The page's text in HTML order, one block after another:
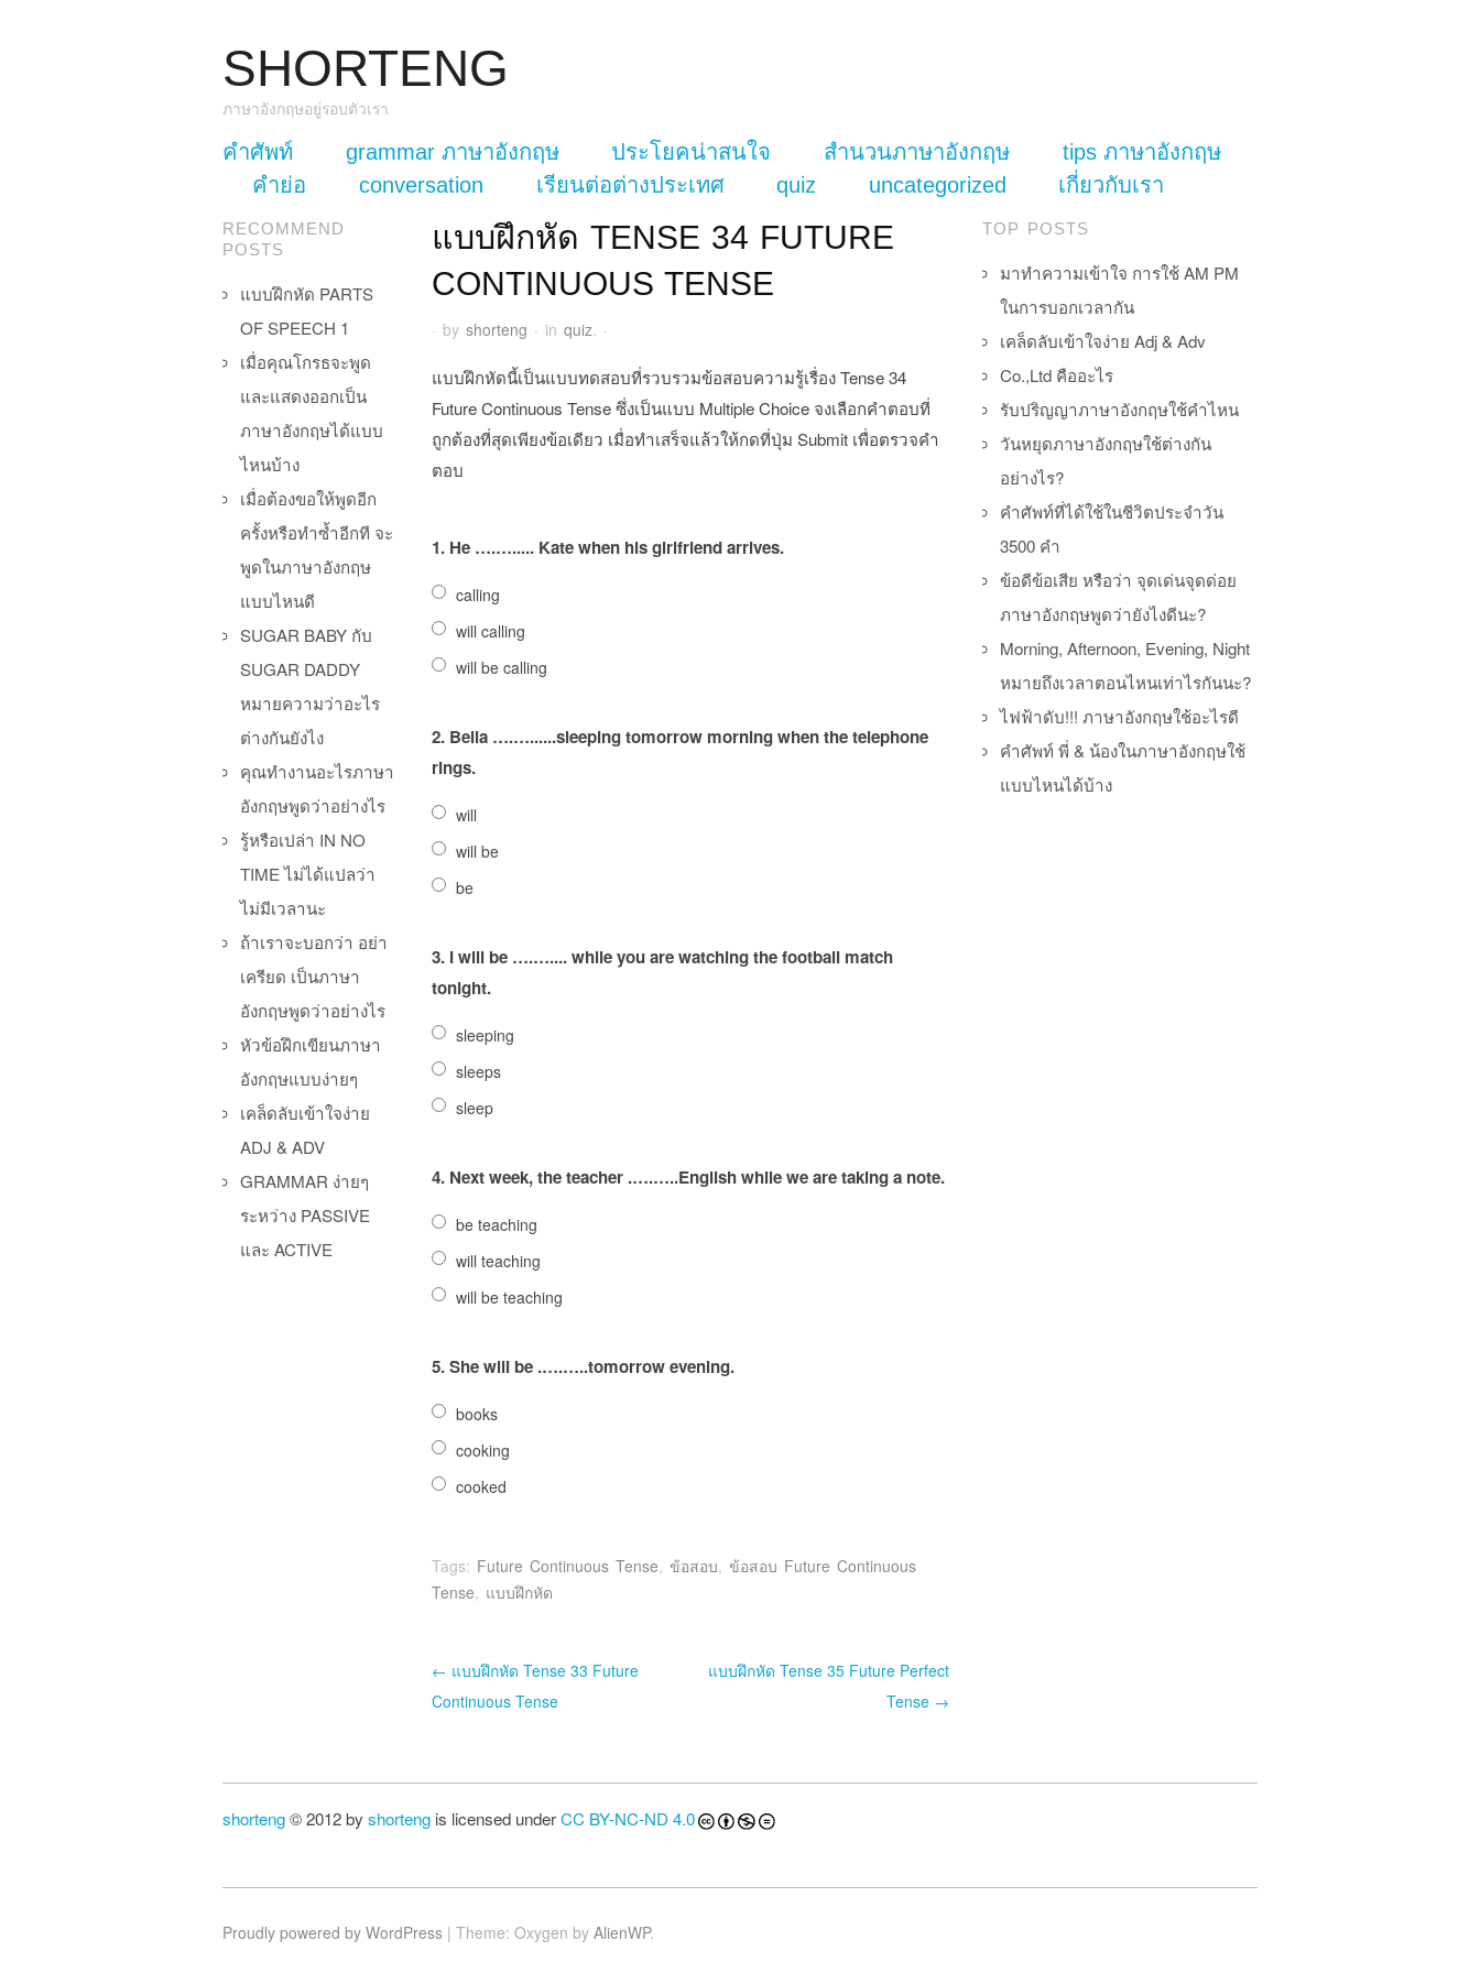
SHORTENG
ภาษาอังกฤษอยู่รอบตัวเรา
Main Menu
skip to content
คำศัพท์ grammar ภาษาอังกฤษ ประโยคน่าสนใจ สำนวนภาษาอังกฤษ
tips ภาษาอังกฤษ
คำย่อ
conversation เรียนต่อต่างประเทศ quiz uncategorized เกี่ยวกับเรา
แบบฝึกหัด TENSE 34 FUTURE
CONTINUOUS TENSE
· by shorteng · in quiz. ·
แบบฝึกหัดนี้เป็นแบบทดสอบที่รวบรวมข้อสอบความรู้เรื่อง Tense 34
Future Continuous Tense ซึ่งเป็นแบบ Multiple Choice จงเลือกคำตอบที่
ถูกต้องที่สุดเพียงข้อเดียว เมื่อทำเสร็จแล้วให้กดที่ปุ่ม Submit เพื่อตรวจคำ
ตอบ
1. He ….…..... Kate when his girlfriend arrives.
calling
will calling
will be calling
2. Bella ….…......sleeping tomorrow morning when the telephone
rings.
will
will be
be
3. I will be ….….... while you are watching the football match
tonight.
sleeping
sleeps
sleep
4. Next week, the teacher .….…..English while we are taking a note.
be teaching
will teaching
will be teaching
5.She will be .….…..tomorrow evening.
books
cooking
cooked
Tags: Future Continuous Tense, ข้อสอบ, ข้อสอบ Future Continuous
Tense, แบบฝึกหัด
Post navigation
← แบบฝึกหัด Tense 33 Future
Continuous Tense
แบบฝึกหัด Tense 35 Future Perfect
Tense →
RECOMMEND
POSTS
แบบฝึกหัด PARTS
OF SPEECH 1
เมื่อคุณโกรธจะพูด
และแสดงออกเป็น
ภาษาอังกฤษได้แบบ
ไหนบ้าง
เมื่อต้องขอให้พูดอีก
ครั้งหรือทำซ้ำอีกที จะ
พูดในภาษาอังกฤษ
แบบไหนดี
SUGAR BABY กับ
SUGAR DADDY
หมายความว่าอะไร
ต่างกันยังไง
คุณทำงานอะไรภาษา
อังกฤษพูดว่าอย่างไร
รู้หรือเปล่า IN NO
TIME ไม่ได้แปลว่า
ไม่มีเวลานะ
ถ้าเราจะบอกว่า อย่า
เครียด เป็นภาษา
อังกฤษพูดว่าอย่างไร
หัวข้อฝึกเขียนภาษา
อังกฤษแบบง่ายๆ
เคล็ดลับเข้าใจง่าย
ADJ & ADV
GRAMMAR ง่ายๆ
ระหว่าง PASSIVE
และ ACTIVE
TOP POSTS
มาทำความเข้าใจ การใช้ AM PM
ในการบอกเวลากัน
เคล็ดลับเข้าใจง่าย Adj & Adv
Co.,Ltd คืออะไร
รับปริญญาภาษาอังกฤษใช้คำไหน
วันหยุดภาษาอังกฤษใช้ต่างกัน
อย่างไร?
คำศัพท์ที่ได้ใช้ในชีวิตประจำวัน
3500 คำ
ข้อดีข้อเสีย หรือว่า จุดเด่นจุดด่อย
ภาษาอังกฤษพูดว่ายังไงดีนะ?
Morning, Afternoon, Evening, Night
หมายถึงเวลาตอนไหนเท่าไรกันนะ?
ไฟฟ้าดับ!!! ภาษาอังกฤษใช้อะไรดี
คำศัพท์ พี่ & น้องในภาษาอังกฤษใช้
แบบไหนได้บ้าง
shorteng© 2012 by shorteng is licensed underCC BY-NC-ND 4.0
Proudly powered by WordPress | Theme: Oxygen by AlienWP.